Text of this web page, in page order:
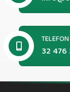
32 476